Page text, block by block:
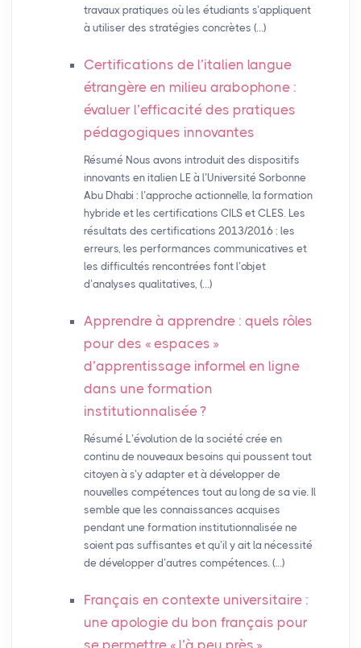
travaux pratiques où les étudiants s’appliquent
à utiliser des stratégies concrètes (…)
Certifications de l’italien langue
étrangère en milieu arabophone :
évaluer l’efficacité des pratiques
pédagogiques innovantes
Résumé Nous avons introduit des dispositifs
innovants en italien LE à l’Université Sorbonne
Abu Dhabi : l’approche actionnelle, la formation
hybride et les certifications CILS et CLES. Les
résultats des certifications 2013/2016 : les
erreurs, les performances communicatives et
les difficultés rencontrées font l’objet
d’analyses qualitatives, (…)
Apprendre à apprendre : quels rôles
pour des « espaces »
d’apprentissage informel en ligne
dans une formation
institutionnalisée?
Résumé L’évolution de la société crée en
continu de nouveaux besoins qui poussent tout
citoyen à s’y adapter et à développer de
nouvelles compétences tout au long de sa vie. Il
semble que les connaissances acquises
pendant une formation institutionnalisée ne
soient pas suffisantes et qu’il y ait la nécessité
de développer d’autres compétences. (…)
Français en contexte universitaire :
une apologie du bon français pour